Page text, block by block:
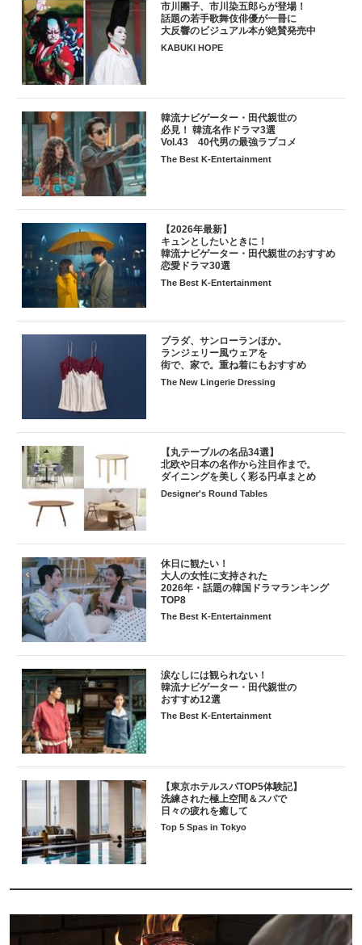
市川團子、市川染五郎らが登場！
話題の若手歌舞伎俳優が一冊に
大反響のビジュアル本が絶賛発売中
KABUKI HOPE
韓流ナビゲーター・田代親世の
必見！ 韓流名作ドラマ3選
Vol.43 40代男の最強ラブコメ
The Best K-Entertainment
【2026年最新】
キュンとしたいときに！
韓流ナビゲーター・田代親世のおすすめ
恋愛ドラマ30選
The Best K-Entertainment
プラダ、サンローランほか。
ランジェリー風ウェアを
街で、家で。重ね着にもおすすめ
The New Lingerie Dressing
【丸テーブルの名品34選】
北欧や日本の名作から注目作まで。
ダイニングを美しく彩る円卓まとめ
Designer's Round Tables
休日に観たい！
大人の女性に支持された
2026年・話題の韓国ドラマランキング
TOP8
The Best K-Entertainment
涙なしには観られない！
韓流ナビゲーター・田代親世の
おすすめ12選
The Best K-Entertainment
【東京ホテルスパTOP5体験記】
洗練された極上空間＆スパで
日々の疲れを癒して
Top 5 Spas in Tokyo